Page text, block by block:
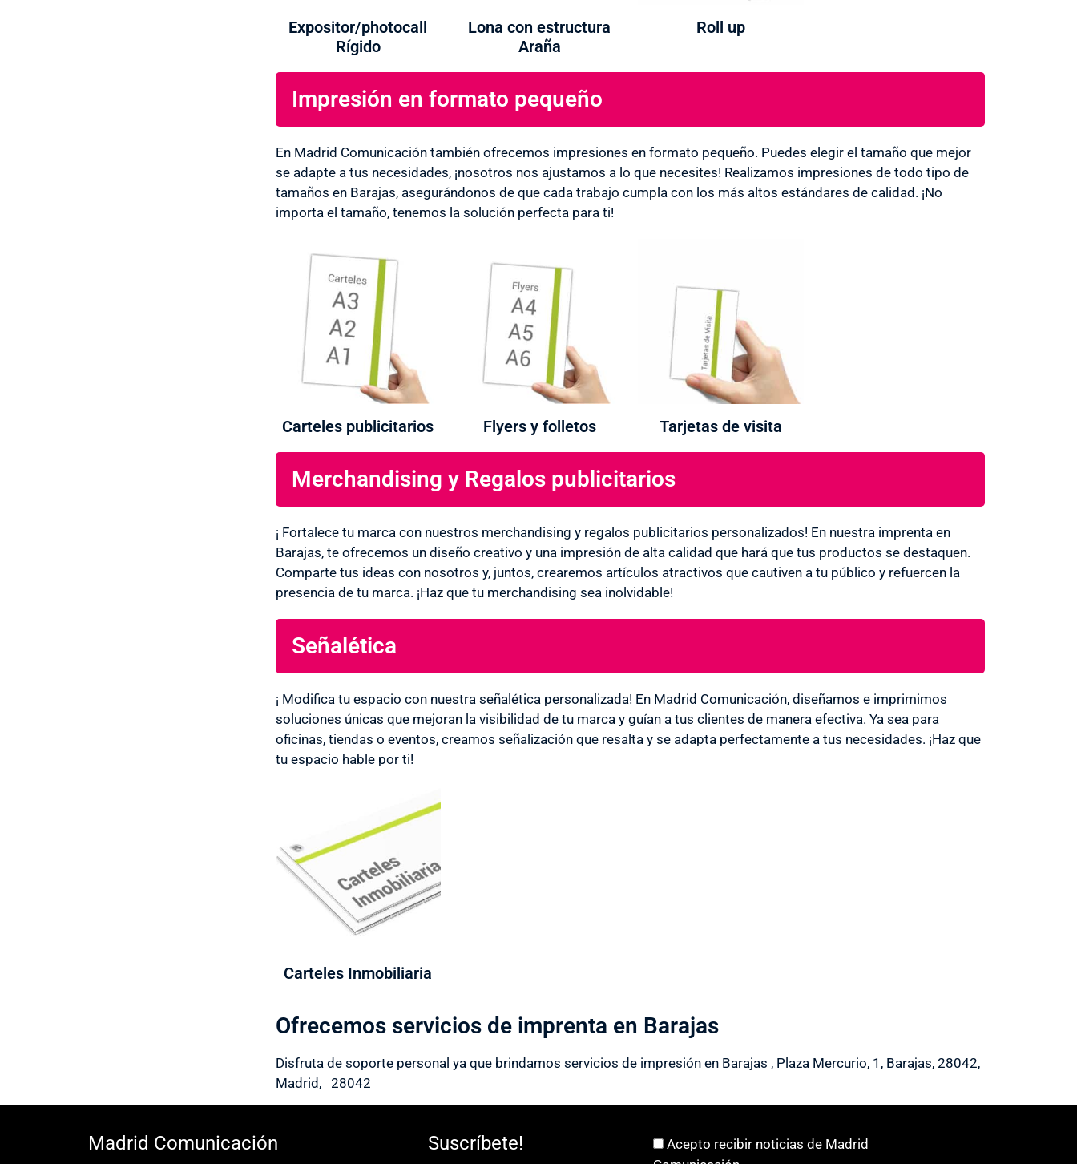
Expositor/photocall
Rígido
Lona con estructura
Araña
Roll up
Impresión en formato pequeño
En Madrid Comunicación también ofrecemos impresiones en formato pequeño. Puedes elegir el tamaño que mejor
se adapte a tus necesidades, ¡nosotros nos ajustamos a lo que necesites! Realizamos impresiones de todo tipo de
tamaños en Barajas, asegurándonos de que cada trabajo cumpla con los más altos estándares de calidad. ¡No
importa el tamaño, tenemos la solución perfecta para ti!
Carteles publicitarios Flyers y folletos Tarjetas de visita
Merchandising y Regalos publicitarios
¡ Fortalece tu marca con nuestros merchandising y regalos publicitarios personalizados! En nuestra imprenta en
Barajas, te ofrecemos un diseño creativo y una impresión de alta calidad que hará que tus productos se destaquen.
Comparte tus ideas con nosotros y, juntos, crearemos artículos atractivos que cautiven a tu público y refuercen la
presencia de tu marca. ¡Haz que tu merchandising sea inolvidable!
Señalética
¡ Modifica tu espacio con nuestra señalética personalizada! En Madrid Comunicación, diseñamos e imprimimos
soluciones únicas que mejoran la visibilidad de tu marca y guían a tus clientes de manera efectiva. Ya sea para
oficinas, tiendas o eventos, creamos señalización que resalta y se adapta perfectamente a tus necesidades. ¡Haz que
tu espacio hable por ti!
Carteles Inmobiliaria
Ofrecemos servicios de imprenta en Barajas
Disfruta de soporte personal ya que brindamos servicios de impresión en Barajas , Plaza Mercurio, 1, Barajas, 28042,
Madrid, 28042
Madrid Comunicación Suscríbete!
Acepto recibir noticias de Madrid